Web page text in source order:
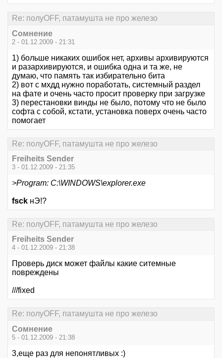
Re: полуOFF, патамушта не про железо
Сомнение
2 - 01.12.2009 - 21:31
1) больше никаких ошибок нет, архивы архивируются
и разархивируются, и ошибка одна и та же, не
думаю, что память так избирательно бита
2) вот с мхдд нужно поработать, системный раздел
на фате и очень часто просит проверку при загрузке
3) перестановки винды не было, потому что не было
софта с собой, кстати, установка поверх очень часто
помогает
Re: полуOFF, патамушта не про железо
Freiheits Sender
3 - 01.12.2009 - 21:35
>Program: C:\WINDOWS\explorer.exe
fsck нЭ!?
Re: полуOFF, патамушта не про железо
Freiheits Sender
4 - 01.12.2009 - 21:38
Проверь диск может файлы какие ситемные
повреждены
///fixed
Re: полуOFF, патамушта не про железо
Сомнение
5 - 01.12.2009 - 21:38
3,еще раз для непонятливых :)